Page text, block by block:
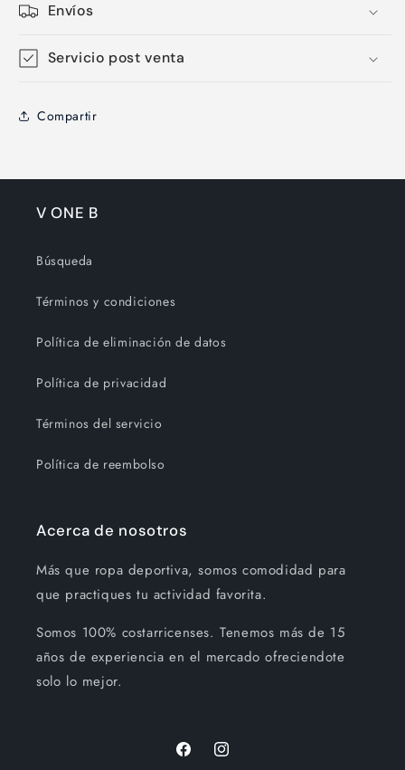
Envíos
Servicio post venta
Compartir
V ONE B
Búsqueda
Términos y condiciones
Política de eliminación de datos
Política de privacidad
Términos del servicio
Política de reembolso
Acerca de nosotros
Más que ropa deportiva, somos comodidad para
que practiques tu actividad favorita.
Somos 100% costarricenses. Tenemos más de 15
años de experiencia en el mercado ofreciendote
solo lo mejor.
FacebookInstagram